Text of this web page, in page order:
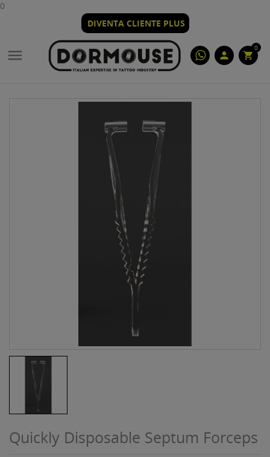
0
DIVENTA CLIENTE PLUS
 person shopping_cart
0
Quickly Disposable Septum Forceps